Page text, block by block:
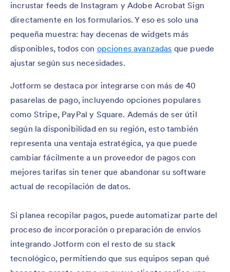
incrustar feeds de Instagram y Adobe Acrobat Sign
directamente en los formularios. Y eso es solo una
pequeña muestra: hay decenas de widgets más
disponibles, todos con opciones avanzadas que puede
ajustar según sus necesidades.
Jotform se destaca por integrarse con más de 40
pasarelas de pago, incluyendo opciones populares
como Stripe, PayPal y Square. Además de ser útil
según la disponibilidad en su región, esto también
representa una ventaja estratégica, ya que puede
cambiar fácilmente a un proveedor de pagos con
mejores tarifas sin tener que abandonar su software
actual de recopilación de datos.
Si planea recopilar pagos, puede automatizar parte del
proceso de incorporación o preparación de envíos
integrando Jotform con el resto de su stack
tecnológico, permitiendo que sus equipos sepan qué